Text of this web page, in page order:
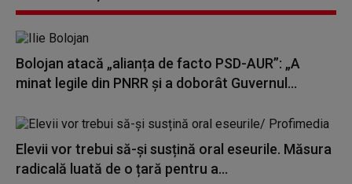
Bolojan atacă „alianța de facto PSD-AUR”: „A
minat legile din PNRR și a doborât Guvernul...
Elevii vor trebui să-și susțină oral eseurile. Măsura
radicală luată de o țară pentru a...